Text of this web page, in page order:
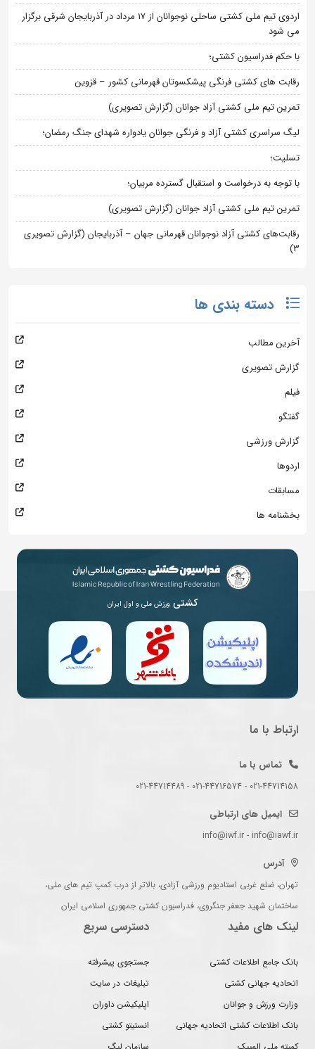
اردوی تیم ملی کشتی ساحلی نوجوانان از 17 مرداد در آذربایجان شرقی برگزار
می شود
با حکم فدراسیون کشتی؛
رقابت های کشتی فرنگی پیشکسوتان قهرمانی کشور – قزوین
تمرین تیم ملی کشتی آزاد جوانان (گزارش تصویری)
لیگ سراسری کشتی آزاد و فرنگی جوانان یادواره شهدای جنگ رمضان؛
تسلیت؛
با توجه به درخواست و استقبال گسترده مربیان؛
تمرین تیم ملی کشتی آزاد جوانان (گزارش تصویری)
رقابت‌های کشتی آزاد نوجوانان قهرمانی جهان – آذربایجان (گزارش تصویری
3)
دسته بندی ها
آخرین مطالب
گزارش تصویری
فیلم
گفتگو
گزارش ورزشی
اردوها
مسابقات
بخشنامه ها
کشتی ورزش ملی و اول ایران
ارتباط با ما
تماس با ما
021-44714158 - 021-44716574 - 021-44714489
ایمیل های ارتباطی
info@iwf.ir - info@iawf.ir
آدرس
تهران، ضلع غربی استادیوم ورزشی آزادی، بالاتر از درب کمپ تیم های ملی،
ساختمان شهید جعفر جنگروی، فدراسیون کشتی جمهوری اسلامی ایران
لینک های مفید
بانک جامع اطلاعات کشتی
اتحادیه جهانی کشتی
وزارت ورزش و جوانان
بانک اطلاعات کشتی اتحادیه جهانی
دسترسی سریع
جستجوی پیشرفته
تبلیغات در سایت
اپلیکیشن داوران
انستیتو کشتی